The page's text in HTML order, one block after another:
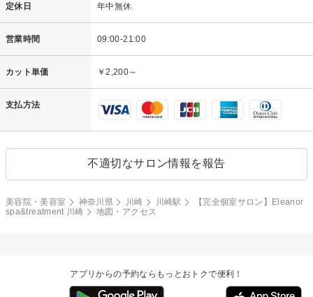
定休日 年中無休
営業時間 09:00-21:00
カット単価 ￥2,200～
支払方法
不適切なサロン情報を報告
美容院・美容室 神奈川県 川崎 川崎駅
【完全個室サロン】Eleanor
spa&treatment 川崎
地図・アクセス
アプリからの予約ならもっとおトクで便利！